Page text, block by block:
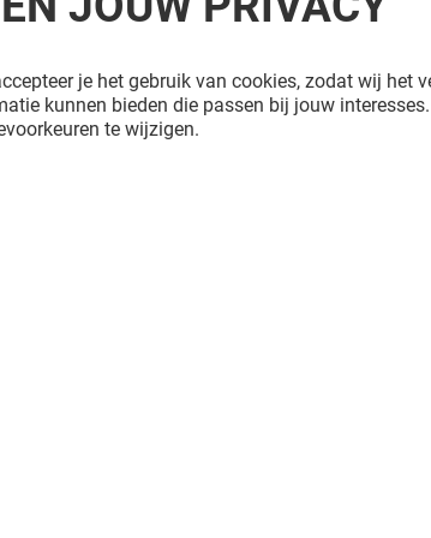
je het gebruik van cookies, zodat wij het
kunnen bieden die passen bij jouw interesses.
te wijzigen.